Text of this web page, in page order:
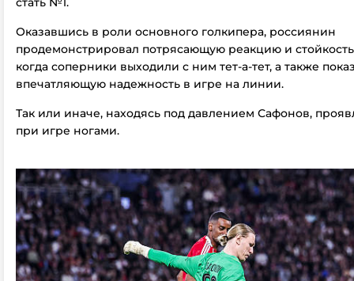
Оказавшись в роли основного голкипера, россиянин
продемонстрировал потрясающую реакцию и
когда соперники выходили с ним тет-а-тет, а также
впечатляющую надежность в игре на линии.
Так или иначе, находясь под давлением Сафонов,
при игре ногами.